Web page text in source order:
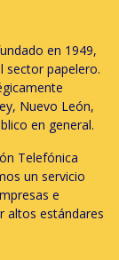
en 1949,
sector papelero.
Nuevo León,
en general.
Telefónica
un servicio
e
altos estándares